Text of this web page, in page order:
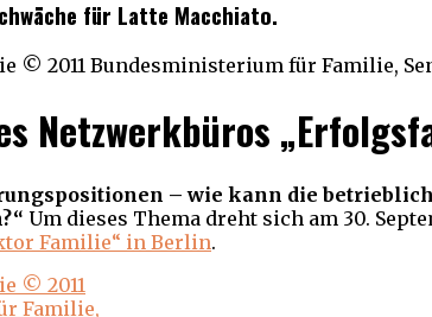
für Latte Macchiato.
Netzwerkbüros
– wie kann die
Um dieses Thema dreht sich am 30.
Familie“ in Berlin.